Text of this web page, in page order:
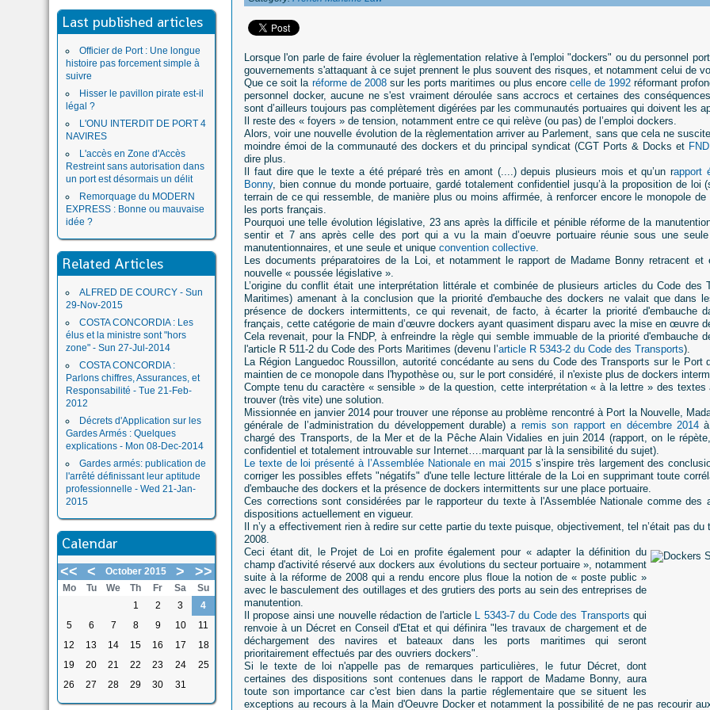
Last published articles
Officier de Port : Une longue
histoire pas forcement simple à
suivre
Hisser le pavillon pirate est-il
légal ?
L'ONU INTERDIT DE PORT 4
NAVIRES
L'accès en Zone d'Accès
Restreint sans autorisation dans
un port est désormais un délit
Remorquage du MODERN
EXPRESS : Bonne ou mauvaise
idée ?
Related Articles
ALFRED DE COURCY - Sun
29-Nov-2015
COSTA CONCORDIA : Les
élus et la ministre sont "hors
zone" - Sun 27-Jul-2014
COSTA CONCORDIA :
Parlons chiffres, Assurances, et
Responsabilité - Tue 21-Feb-
2012
Décrets d'Application sur les
Gardes Armés : Quelques
explications - Mon 08-Dec-2014
Gardes armés: publication de
l'arrêté définissant leur aptitude
professionnelle - Wed 21-Jan-
2015
Calendar
<< < October 2015 > >>
Mo Tu We Th Fr Sa
Su
1
2 3
4
5
6 7 8 9 10
11
12
13 14 15 16 17
18
19
20 21 22 23 24
25
26
27 28 29 30 31
Lorsque l'on parle de faire évoluer la règlementation relative à l'emploi "dockers" ou du personnel
gouvernements s'attaquant à ce sujet prennent le plus souvent des risques, et notamment celui de
Que ce soit la réforme de 2008sur les ports maritimes ou plus encore celle de 1992 réformant
personnel docker, aucune ne s'est vraiment déroulée sans accrocs et certaines des
sont d’ailleurs toujours pas complètement digérées par les communautés portuaires qui doivent les
Il reste des « foyers » de tension, notamment entre ce qui relève (ou pas) de l’emploi dockers.
Alors, voir une nouvelle évolution de la règlementation arriver au Parlement, sans que cela ne
moindre émoi de la communauté des dockers et du principal syndicat (CGT Ports & Docks et
dire plus.
Il faut dire que le texte a été préparé très en amont (....) depuis plusieurs mois et qu’un rapport
Bonny, bien connue du monde portuaire, gardé totalement confidentiel jusqu’à la proposition de loi
terrain de ce qui ressemble, de manière plus ou moins affirmée, à renforcer encore le monopole de
les ports français.
Pourquoi une telle évolution législative, 23 ans après la difficile et pénible réforme de la
sentir et 7 ans après celle des port qui a vu la main d’oeuvre portuaire réunie sous une
manutentionnaires, et une seule et unique convention collective.
Les documents préparatoires de la Loi, et notamment le rapport de Madame Bonny retracent et
nouvelle « poussée législative ».
L’origine du conflit était une interprétation littérale et combinée de plusieurs articles du Code des
Maritimes) amenant à la conclusion que la priorité d'embauche des dockers ne valait que dans
présence de dockers intermittents, ce qui revenait, de facto, à écarter la priorité d'embauche
français, cette catégorie de main d’œuvre dockers ayant quasiment disparu avec la mise en œuvre
Cela revenait, pour la FNDP, à enfreindre la règle qui semble immuable de la priorité d'embauche
l'article R 511-2 du Code des Ports Maritimes (devenu l’article R 5343-2 du Code des Transports).
La Région Languedoc Roussillon, autorité concédante au sens du Code des Transports sur le Port
maintien de ce monopole dans l'hypothèse ou, sur le port considéré, il n'existe plus de dockers
Compte tenu du caractère « sensible » de la question, cette interprétation « à la lettre » des textes
trouver (très vite) une solution.
Missionnée en janvier 2014 pour trouver une réponse au problème rencontré à Port la Nouvelle,
générale de l’administration du développement durable) a remis son rapport en décembre 2014à
chargé des Transports, de la Mer et de la Pêche Alain Vidalies en juin 2014 (rapport, on le
confidentiel et totalement introuvable sur Internet….marquant par là la sensibilité du sujet).
Le texte de loi présenté à l’Assemblée Nationale en mai 2015 s’inspire très largement des
corriger les possibles effets "négatifs" d'une telle lecture littérale de la Loi en supprimant toute
d'embauche des dockers et la présence de dockers intermittents sur une place portuaire.
Ces corrections sont considérées par le rapporteur du texte à l'Assemblée Nationale comme des
dispositions actuellement en vigueur.
Il n’y a effectivement rien à redire sur cette partie du texte puisque, objectivement, tel n’était pas
2008.
Ceci étant dit, le Projet de Loi en profite également pour « adapter la définition du
champ d'activité réservé aux dockers aux évolutions du secteur portuaire », notamment
suite à la réforme de 2008 qui a rendu encore plus floue la notion de « poste public »
avec le basculement des outillages et des grutiers des ports au sein des entreprises de
manutention.
Il propose ainsi une nouvelle rédaction de l'article L 5343-7 du Code des Transports qui
renvoie à un Décret en Conseil d'Etat et qui définira "les travaux de chargement et de
déchargement des navires et bateaux dans les ports maritimes qui seront
prioritairement effectués par des ouvriers dockers".
Si le texte de loi n'appelle pas de remarques particulières, le futur Décret, dont
certaines des dispositions sont contenues dans le rapport de Madame Bonny, aura
toute son importance car c'est bien dans la partie réglementaire que se situent les
exceptions au recours à la Main d'Oeuvre Docker et notamment la possibilité de ne pas recourir